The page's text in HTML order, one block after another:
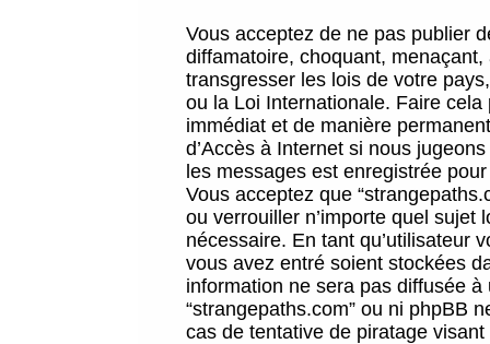
Vous acceptez de ne pas publier
diffamatoire, choquant,
transgresser les lois de votre
ou la Loi Internationale. Faire
immédiat et de manière
d’Accès à Internet si nous
les messages est enregistrée
Vous acceptez que
ou verrouiller n’importe quel sujet
nécessaire. En tant qu’utilisateur
vous avez entré soient stockées
information ne sera pas diffusée
“strangepaths.com” ou ni phpBB
cas de tentative de piratage